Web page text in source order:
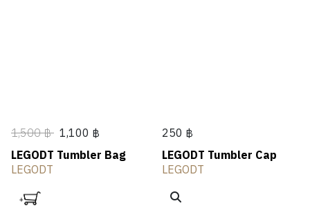
1,500 ฿ 1,100 ฿
LEGODT Tumbler Bag
LEGODT
250 ฿
LEGODT Tumbler Cap
LEGODT